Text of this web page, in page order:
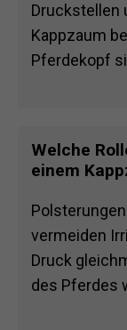
Druckstellen
Kappzaum
Pferdekopf
Welche
einem
vermeiden
Druck
des Pferdes